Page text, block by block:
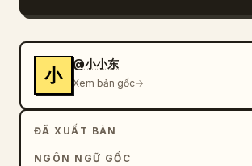
小
@小小东
Xem bản gốc
ĐÃ XUẤT BẢN
NGÔN NGỮ GỐC